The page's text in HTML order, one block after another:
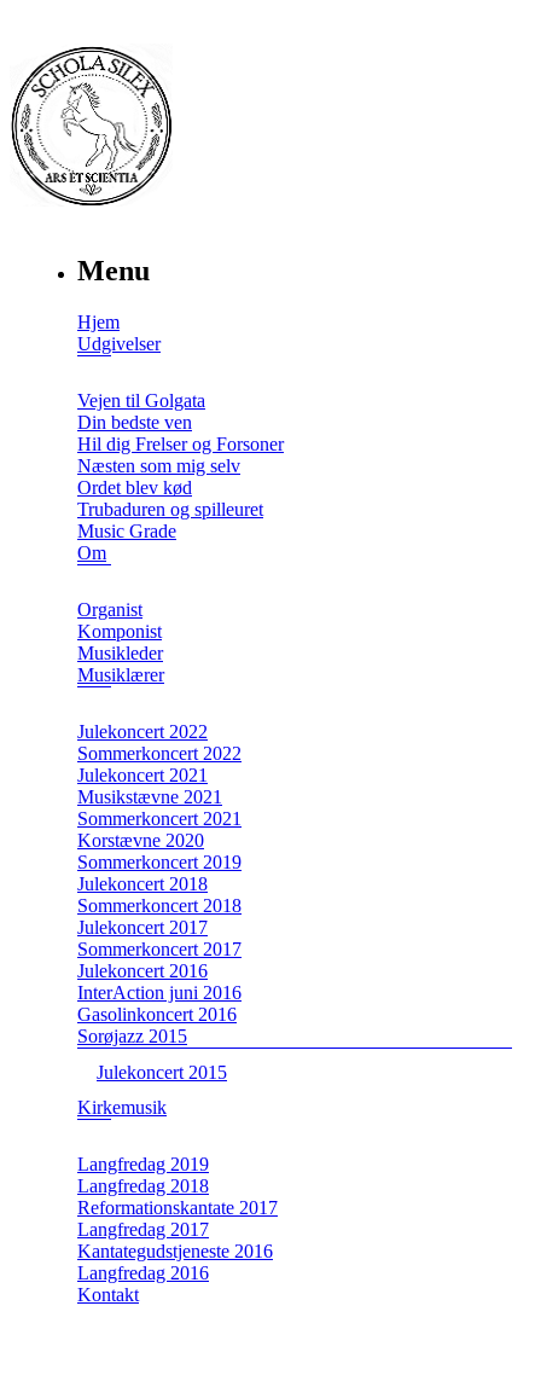
Menu
Hjem
Udgivelser
Vejen til Golgata
Din bedste ven
Hil dig Frelser og Forsoner
Næsten som mig selv
Ordet blev kød
Trubaduren og spilleuret
Music Grade
Om
Organist
Komponist
Musikleder
Musiklærer
Julekoncert 2022
Sommerkoncert 2022
Julekoncert 2021
Musikstævne 2021
Sommerkoncert 2021
Korstævne 2020
Sommerkoncert 2019
Julekoncert 2018
Sommerkoncert 2018
Julekoncert 2017
Sommerkoncert 2017
Julekoncert 2016
InterAction juni 2016
Gasolinkoncert 2016
Sorøjazz 2015
Julekoncert 2015
Kirkemusik
Langfredag 2019
Langfredag 2018
Reformationskantate 2017
Langfredag 2017
Kantategudstjeneste 2016
Langfredag 2016
Kontakt